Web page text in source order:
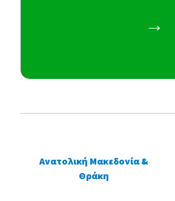
→
Ανατολική Μακεδονία &
Θράκη